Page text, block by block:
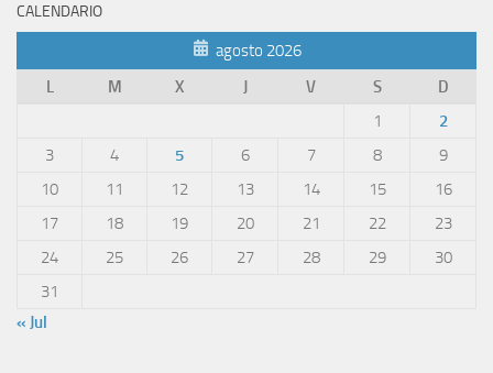
CALENDARIO
agosto 2026
L
M X J V S
D
1
2
3
4 5 6 7 8
9
10
11 12 13 14 15
16
17
18 19 20 21 22
23
24
25 26 27 28 29
30
31
« Jul